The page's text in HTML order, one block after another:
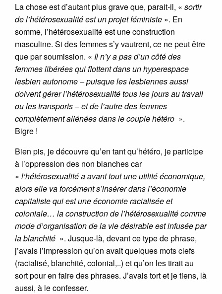
La chose est d’autant plus grave que, parait-il, « sortir
de l’hétérosexualité est un projet féministe ». En
somme, l’hétérosexualité est une construction
masculine. Si des femmes s’y vautrent, ce ne peut être
que par soumission. « Il n’y a pas d’un côté des
femmes libérées qui flottent dans un hyperespace
lesbien autonome – puisque les lesbiennes aussi
doivent gérer l’hétérosexualité tous les jours au travail
ou les transports – et de l’autre des femmes
complètement aliénées dans le couple hétéro ».
Bigre !
Bien pis, je découvre qu’en tant qu’hétéro, je participe
à l’oppression des non blanches car
« l’hétérosexualité a avant tout une utilité économique,
alors elle va forcément s’insérer dans l’économie
capitaliste qui est une économie racialisée et
coloniale… la construction de l’hétérosexualité comme
mode d’organisation de la vie désirable est infusée par
la blanchité ». Jusque-là, devant ce type de phrase,
j’avais l’impression qu’on avait quelques mots clefs
(racialisé, blanchité, colonial,..) et qu’on les tirait au
sort pour en faire des phrases. J’avais tort et je tiens, là
aussi, à le confesser.